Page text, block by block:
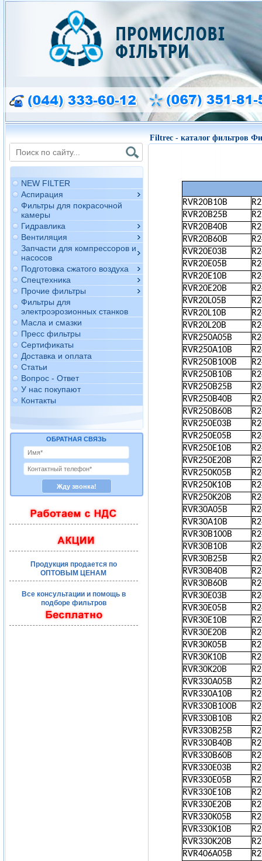
NEW FILTER
Аспирация
Фильтры для покрасочной
камеры
Гидравлика
Вентиляция
Запчасти для компрессоров и
насосов
Подготовка сжатого воздуха
Спецтехника
Прочие фильтры
Фильтры для
электроэрозионных станков
Масла и смазки
Пресс фильтры
Сертификаты
Доставка и оплата
Статьи
Вопрос - Ответ
У нас покупают
Контакты
ОБРАТНАЯ СВЯЗЬ
Продукция продается по
ОПТОВЫМ ЦЕНАМ
Все консультации и помощь в
подборе фильтров
Filtrec - каталог фильтров
RVR20B10B
RVR20B25B
RVR20B40B
RVR20B60B
RVR20E03B
RVR20E05B
RVR20E10B
RVR20E20B
RVR20L05B
RVR20L10B
RVR20L20B
RVR250A05B
RVR250A10B
RVR250B100B
RVR250B10B
RVR250B25B
RVR250B40B
RVR250B60B
RVR250E03B
RVR250E05B
RVR250E10B
RVR250E20B
RVR250K05B
RVR250K10B
RVR250K20B
RVR30A05B
RVR30A10B
RVR30B100B
RVR30B10B
RVR30B25B
RVR30B40B
RVR30B60B
RVR30E03B
RVR30E05B
RVR30E10B
RVR30E20B
RVR30K05B
RVR30K10B
RVR30K20B
RVR330A05B
RVR330A10B
RVR330B100B
RVR330B10B
RVR330B25B
RVR330B40B
RVR330B60B
RVR330E03B
RVR330E05B
RVR330E10B
RVR330E20B
RVR330K05B
RVR330K10B
RVR330K20B
RVR406A05B